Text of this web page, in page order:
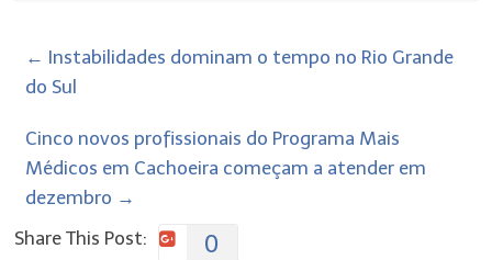
← Instabilidades dominam o tempo no Rio Grande
do Sul
Cinco novos profissionais do Programa Mais
Médicos em Cachoeira começam a atender em
dezembro →
Share This Post:
0